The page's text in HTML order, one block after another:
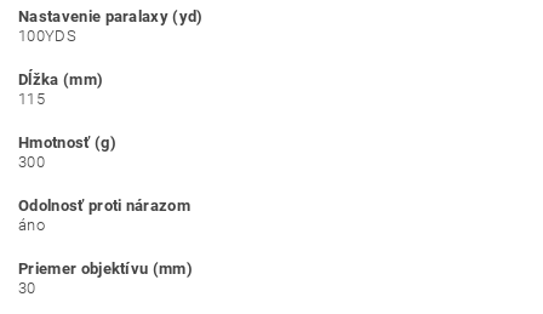
Nastavenie paralaxy (yd)
100YDS
Dĺžka (mm)
115
Hmotnosť (g)
300
Odolnosť proti nárazom
áno
Priemer objektívu (mm)
30